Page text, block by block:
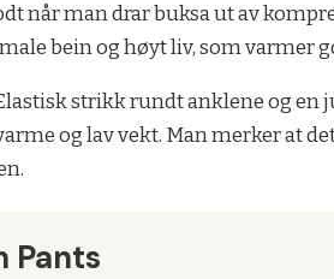
når man drar buksa ut av
bein og høyt liv, som varmer
strikk rundt anklene og
og lav vekt. Man merker at
Pants